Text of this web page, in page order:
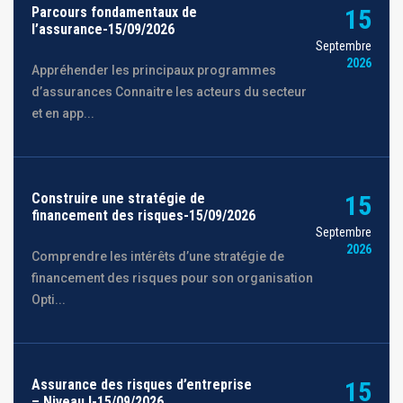
Parcours fondamentaux de
l’assurance-15/09/2026
Appréhender les principaux programmes
d’assurances Connaitre les acteurs du secteur
et en app...
15
Septembre
2026
Construire une stratégie de
financement des risques-15/09/2026
Comprendre les intérêts d’une stratégie de
financement des risques pour son organisation
Opti...
15
Septembre
2026
Assurance des risques d’entreprise
15